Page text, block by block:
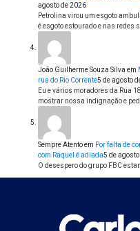
agosto de 2026
Petrolina virou um esgoto
é esgoto estourado e nas redes
João Guilherme Souza Silva em
rua do Rio Corrente5 de agosto
Eu e vários moradores da Rua
mostrar nossa indignação e
Sempre Atentoem Por falta de
com Raquel é adiada5 de
O desespero do grupo FBC